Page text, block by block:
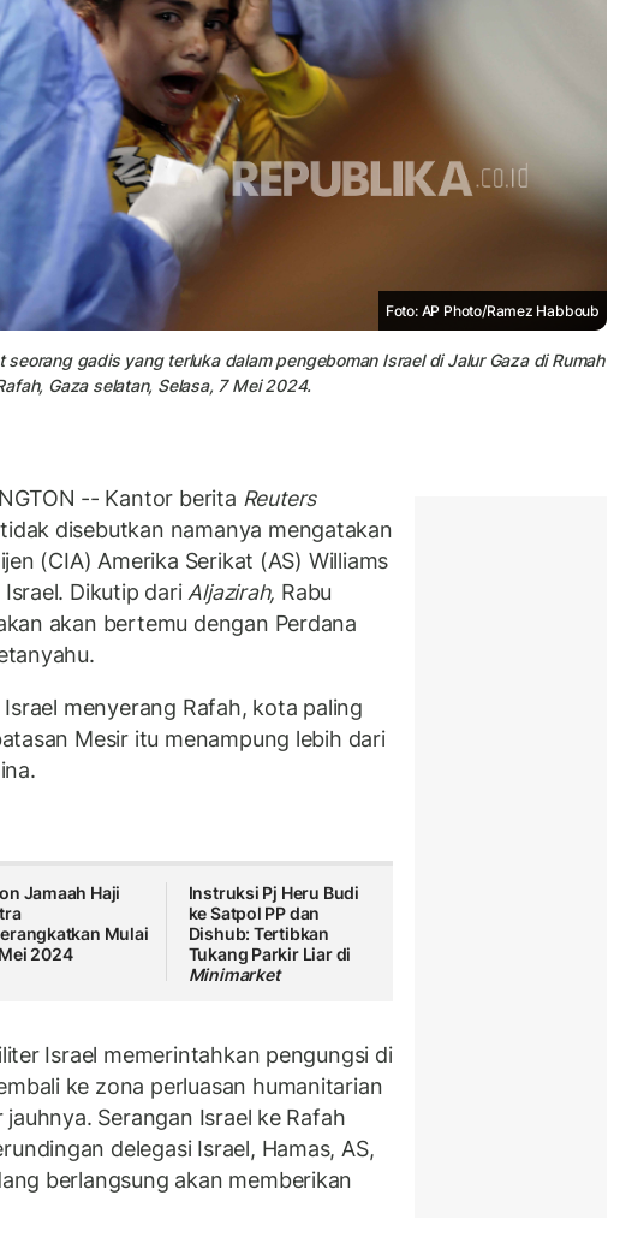
Foto: AP Photo/Ramez Habboub
gadis yang terluka dalam pengeboman Israel di Jalur Gaza di Rumah
Gaza selatan, Selasa, 7 Mei 2024.
-- Kantor berita Reuters
disebutkan namanya mengatakan
(CIA) Amerika Serikat (AS) Williams
Dikutip dari Aljazirah, Rabu
akan bertemu dengan Perdana
menyerang Rafah, kota paling
Mesir itu menampung lebih dari
Jamaah Haji
Mulai
2024
Instruksi Pj Heru Budi
ke Satpol PP dan
Dishub: Tertibkan
Tukang Parkir Liar di
Minimarket
Israel memerintahkan pengungsi di
ke zona perluasan humanitarian
Serangan Israel ke Rafah
delegasi Israel, Hamas, AS,
berlangsung akan memberikan